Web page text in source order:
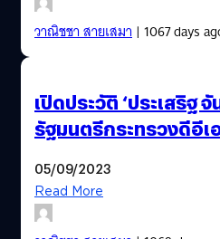
วาณิชชา สายเสมา| 1067 days
เปิดประวัติ ‘ประเสริฐ
รัฐมนตรีกระทรวงดีอีเ
05/09/2023
Read More